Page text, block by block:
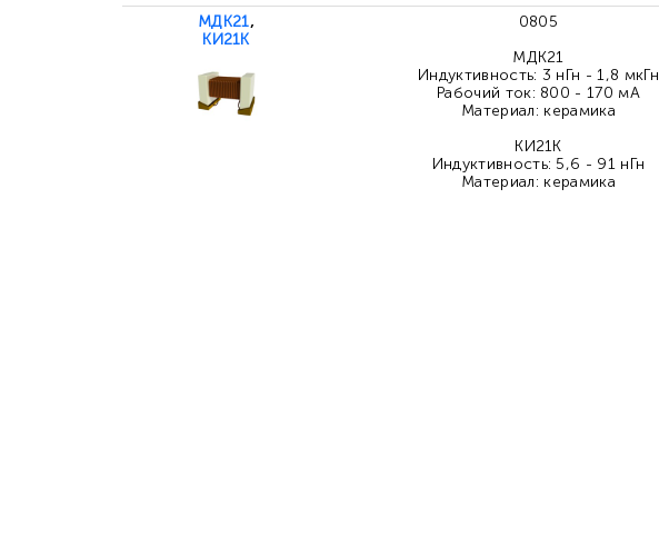
МДК21,
КИ21К
0805
МДК21
Индуктивность: 3 нГн - 1,8 мкГн
Рабочий ток: 800 - 170 мА
Материал: керамика
КИ21К
Индуктивность: 5,6 - 91 нГн
Материал: керамика